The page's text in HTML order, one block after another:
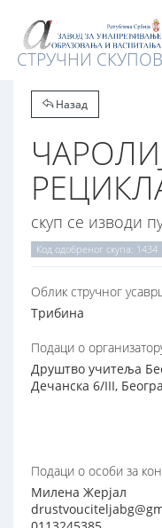
СТРУЧНИ
Назад
скуп се изводи
Код одобреног скупа: 1434
Oблик стручног
Трибина
Подаци о
Друштво учитеља
Дечанска 6/III,
Подаци о особи за
Милена Жерјал